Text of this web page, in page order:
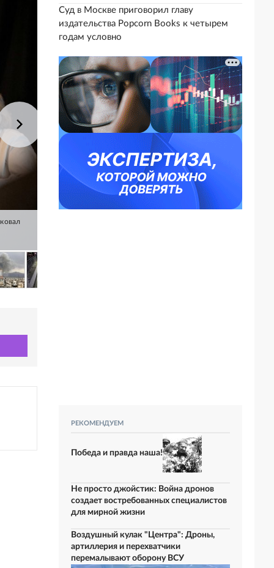
Суд в Москве приговорил главу
издательства Popcorn Books к четырем
годам условно
РЕКОМЕНДУЕМ
Победа и правда наша!
Не просто джойстик: Война дронов
создает востребованных специалистов
для мирной жизни
Воздушный кулак "Центра": Дроны,
артиллерия и перехватчики
перемалывают оборону ВСУ